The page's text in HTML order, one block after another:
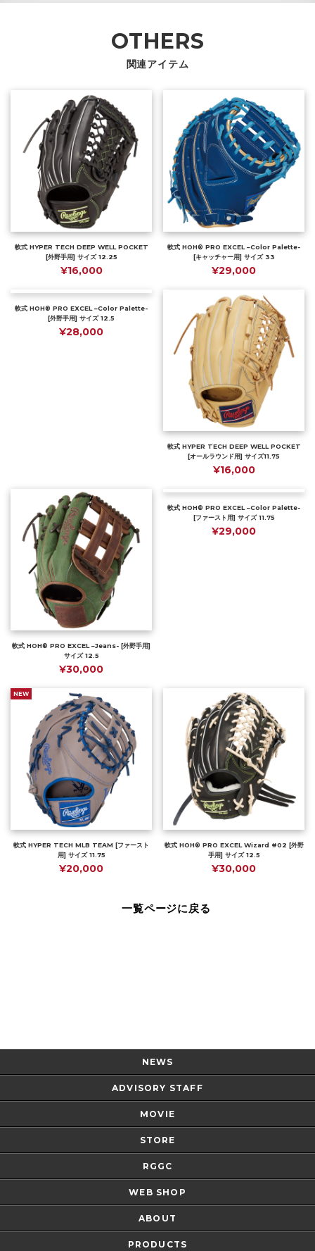
OTHERS
関連アイテム
軟式 HYPER TECH DEEP WELL POCKET
[外野手用] サイズ 12.25
¥16,000
軟式 HOH® PRO EXCEL –Color Palette-
[キャッチャー用] サイズ 33
¥29,000
軟式 HOH® PRO EXCEL –Color Palette-
[外野手用] サイズ 12.5
¥28,000
軟式 HYPER TECH DEEP WELL POCKET
[オールラウンド用] サイズ11.75
¥16,000
軟式 HOH® PRO EXCEL –Jeans- [外野手用]
サイズ 12.5
¥30,000
軟式 HOH® PRO EXCEL –Color Palette-
[ファースト用] サイズ 11.75
¥29,000
NEW
軟式 HYPER TECH MLB TEAM [ファースト
用] サイズ 11.75
¥20,000
軟式 HOH® PRO EXCEL Wizard #02 [外野
手用] サイズ 12.5
¥30,000
一覧ページに戻る
NEWS
ADVISORY STAFF
MOVIE
STORE
RGGC
WEB SHOP
ABOUT
PRODUCTS